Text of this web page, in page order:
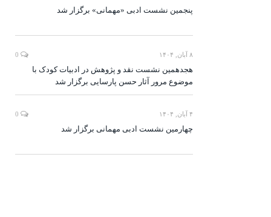
پنجمین نشست ادبی «مهمانی» برگزار شد
۸ آبان, ۱۴۰۴
هجدهمین نشست نقد و پژوهش در ادبیات کودک با
موضوع مرور آثار حسن پارسایی برگزار شد
۴ آبان, ۱۴۰۴
چهارمین نشست ادبی مهمانی برگزار شد